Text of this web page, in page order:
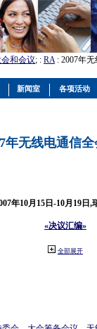
和会议; : RA: 2007年
年无线电通信
年10月15日-10月19日,
«决议汇编»
全部展开
新闻室 各项活动